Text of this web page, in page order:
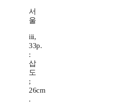
서
울
iii,
33p.
:
삽
도
;
26cm
.